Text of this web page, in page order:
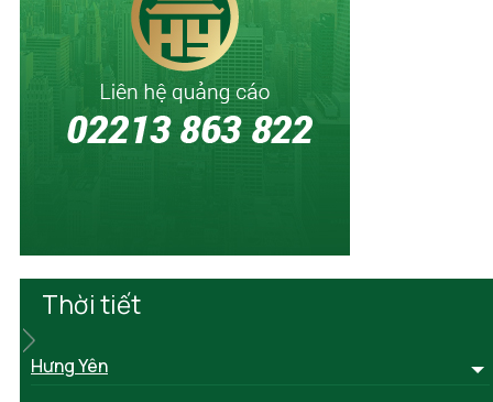
Thời tiết
Hưng Yên